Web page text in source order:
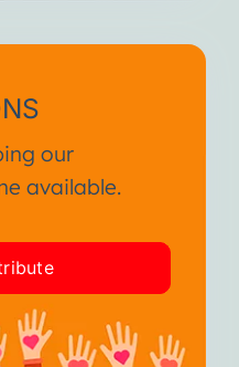
our
available.